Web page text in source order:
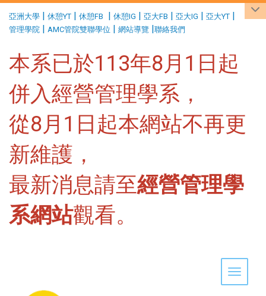
亞洲大學 | 休憩YT | 休憩FB | 休憩IG | 亞大FB | 亞大IG | 亞大YT |
管理學院 | AMC管院雙聯學位 | 網站導覽 |聯絡我們
本系已於113年8月1日起
併入經營管理學系，
從8月1日起本網站不再更
新維護，
最新消息請至經營管理學
系網站觀看。
Toggle